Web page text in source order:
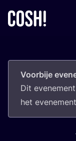
Voorbije
Dit
het